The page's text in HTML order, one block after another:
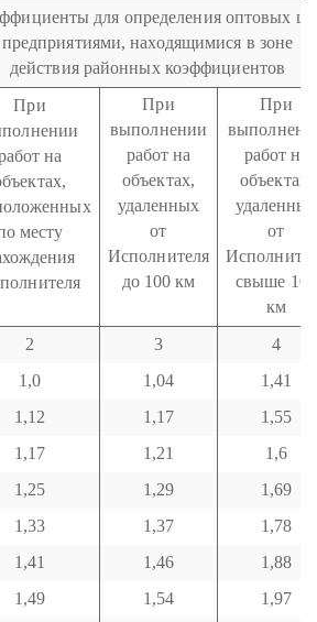
для определения оптовых
предприятиями, находящимися в зоне
действия районных коэффициентов
При
на
месту
При
выполнении
работ на
объектах,
удаленных
от
Исполнителя
до 100 км
При
работ на
объектах,
удаленных
от
свыше 100
км
2 3
4
1,0 1,04
1,41
1,12 1,17
1,55
1,17 1,21
1,6
1,25 1,29
1,69
1,33 1,37
1,78
1,41 1,46
1,88
1,49 1,54 1,97